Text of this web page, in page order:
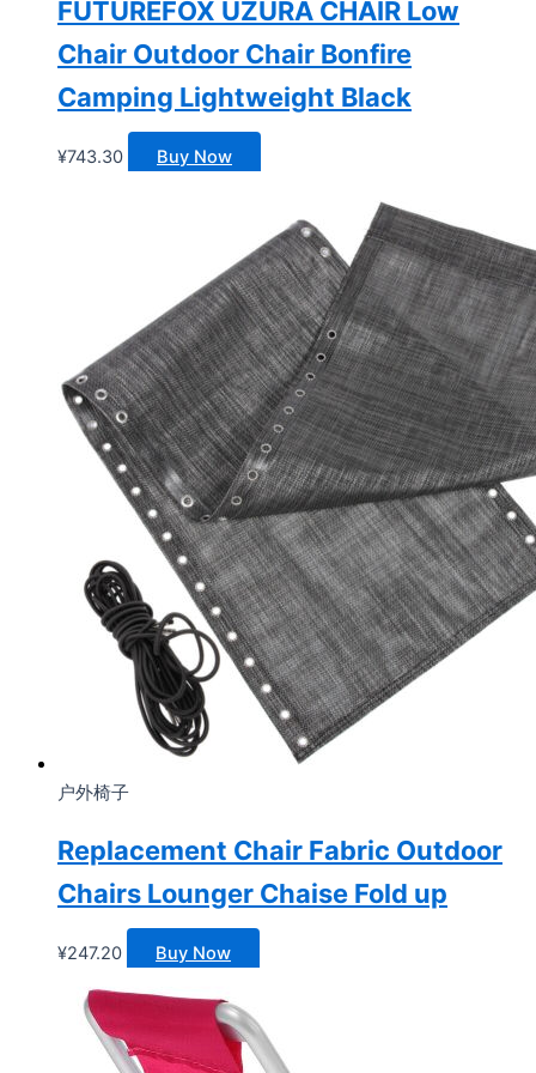
FUTUREFOX UZURA CHAIR Low
Chair Outdoor Chair Bonfire
Camping Lightweight Black
¥743.30 Buy Now
户外椅子
Replacement Chair Fabric Outdoor
Chairs Lounger Chaise Fold up
¥247.20 Buy Now